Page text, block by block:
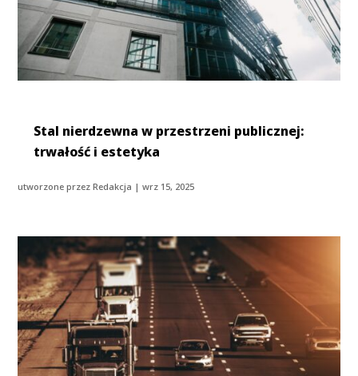
Stal nierdzewna w przestrzeni publicznej:
trwałość i estetyka
utworzone przezRedakcja |wrz 15, 2025